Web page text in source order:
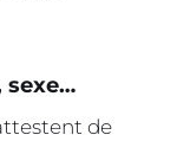
sexe…
de